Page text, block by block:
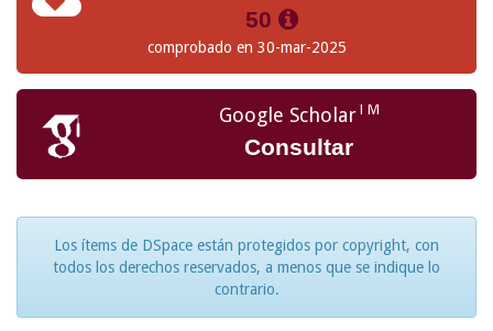
50
comprobado en 30-mar-2025
Google ScholarTM
Consultar
Los ítems de DSpace están protegidos por copyright, con
todos los derechos reservados, a menos que se indique lo
contrario.